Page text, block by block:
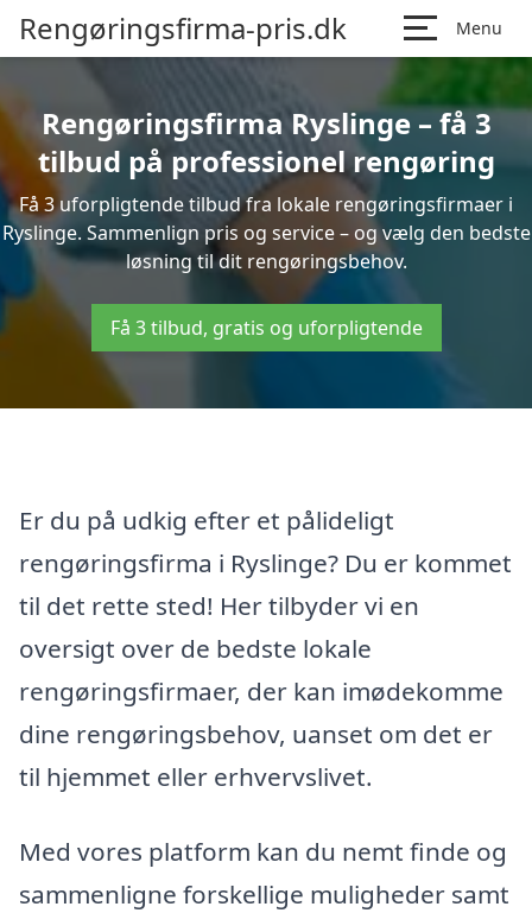
Rengøringsfirma-pris.dk Menu
Rengøringsfirma Ryslinge – få 3
tilbud på professionel rengøring
Få 3 uforpligtende tilbud fra lokale rengøringsfirmaer i
Ryslinge. Sammenlign pris og service – og vælg den bedste
løsning til dit rengøringsbehov.
Få 3 tilbud, gratis og uforpligtende
Er du på udkig efter et pålideligt
rengøringsfirma i Ryslinge? Du er kommet
til det rette sted! Her tilbyder vi en
oversigt over de bedste lokale
rengøringsfirmaer, der kan imødekomme
dine rengøringsbehov, uanset om det er
til hjemmet eller erhvervslivet.
Med vores platform kan du nemt finde og
sammenligne forskellige muligheder samt